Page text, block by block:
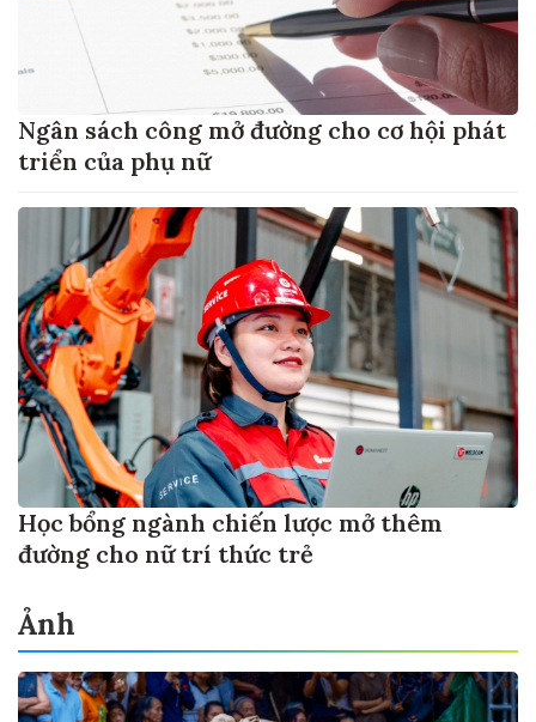
Ngân sách công mở đường cho cơ hội phát
triển của phụ nữ
Học bổng ngành chiến lược mở thêm
đường cho nữ trí thức trẻ
Ảnh